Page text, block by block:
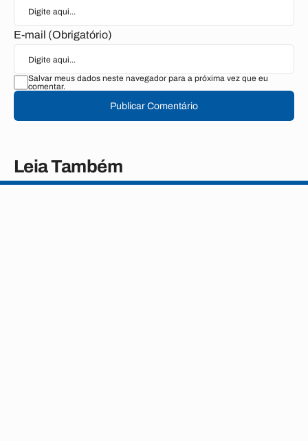
E-mail (Obrigatório)
Salvar meus dados neste navegador para a próxima vez que eu
comentar.
Publicar Comentário
Leia Também